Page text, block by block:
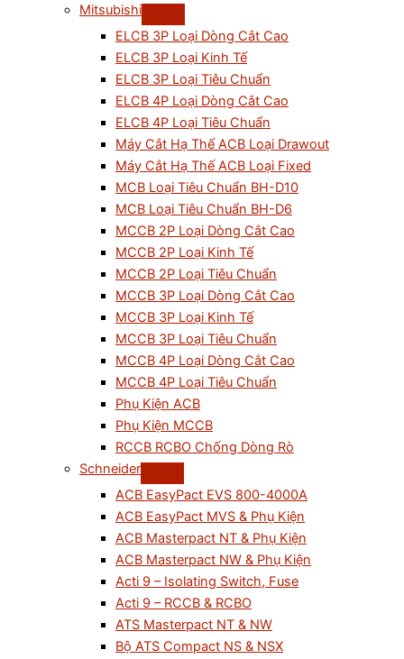
Mitsubishi
ELCB 3P Loại Dòng Cắt Cao
ELCB 3P Loại Kinh Tế
ELCB 3P Loại Tiêu Chuẩn
ELCB 4P Loại Dòng Cắt Cao
ELCB 4P Loại Tiêu Chuẩn
Máy Cắt Hạ Thế ACB Loại Drawout
Máy Cắt Hạ Thế ACB Loại Fixed
MCB Loại Tiêu Chuẩn BH-D10
MCB Loại Tiêu Chuẩn BH-D6
MCCB 2P Loại Dòng Cắt Cao
MCCB 2P Loại Kinh Tế
MCCB 2P Loại Tiêu Chuẩn
MCCB 3P Loại Dòng Cắt Cao
MCCB 3P Loại Kinh Tế
MCCB 3P Loại Tiêu Chuẩn
MCCB 4P Loại Dòng Cắt Cao
MCCB 4P Loại Tiêu Chuẩn
Phụ Kiện ACB
Phụ Kiện MCCB
RCCB RCBO Chống Dòng Rò
Schneider
ACB EasyPact EVS 800-4000A
ACB EasyPact MVS & Phụ Kiện
ACB Masterpact NT & Phụ Kiện
ACB Masterpact NW & Phụ Kiện
Acti 9 – Isolating Switch, Fuse
Acti 9 – RCCB & RCBO
ATS Masterpact NT & NW
Bộ ATS Compact NS & NSX